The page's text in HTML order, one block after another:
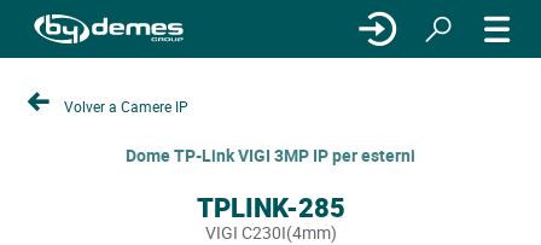
Volver a Camere IP
Dome TP-Link VIGI 3MP IP per esterni
TPLINK-285
VIGI C230I(4mm)